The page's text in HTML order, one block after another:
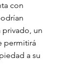
con
privado, un
permitirá
a su